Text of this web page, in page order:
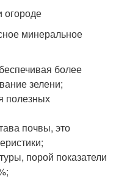
огороде
минеральное
более
зелени;
полезных
почвы, это
порой показатели